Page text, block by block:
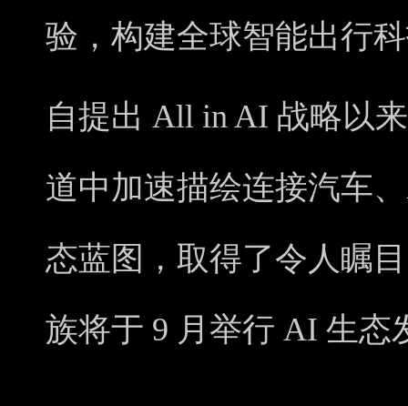
验，构建全球智能出行
自提出 All in AI 战略以
道中加速描绘连接汽车
态蓝图，取得了令人瞩
族将于 9 月举行 AI 生态